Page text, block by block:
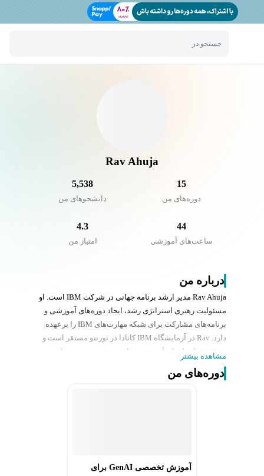
جستجو در
Rav Ahuja
15
دوره‌های من
5,538
دانشجو‌های من
44
ساعت‌های آموزشی
4.3
امتیاز من
درباره من
Rav Ahuja مدیر ارشد برنامه جهانی در شرکت IBM است. او
مسئولیت رهبری استراتژی رشد، ایجاد دوره‌های آموزشی و
برنامه‌های مشارکت برای شبکه مهارت‌های IBM را برعهده
دارد. Rav در آزمایشگاه IBM کانادا در تورنتو مستقر است و
در زمینه راه‌حل‌های آموزشی برای هوش مصنوعی، علم
داده، رایانش ابری و بلاکچین تخصص دارد. او در رویدادهای
جهانی سخنرانی می‌کند و مقالات، کتاب‌ها و دوره‌های
مشاهده بیشتر
دوره‌های من
آموزش تخصصی GenAI برای